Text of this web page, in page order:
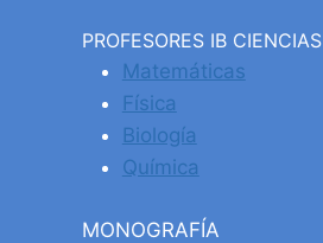
PROFESORES IB CIENCIAS
Matemáticas
Física
Biología
Química
MONOGRAFÍA